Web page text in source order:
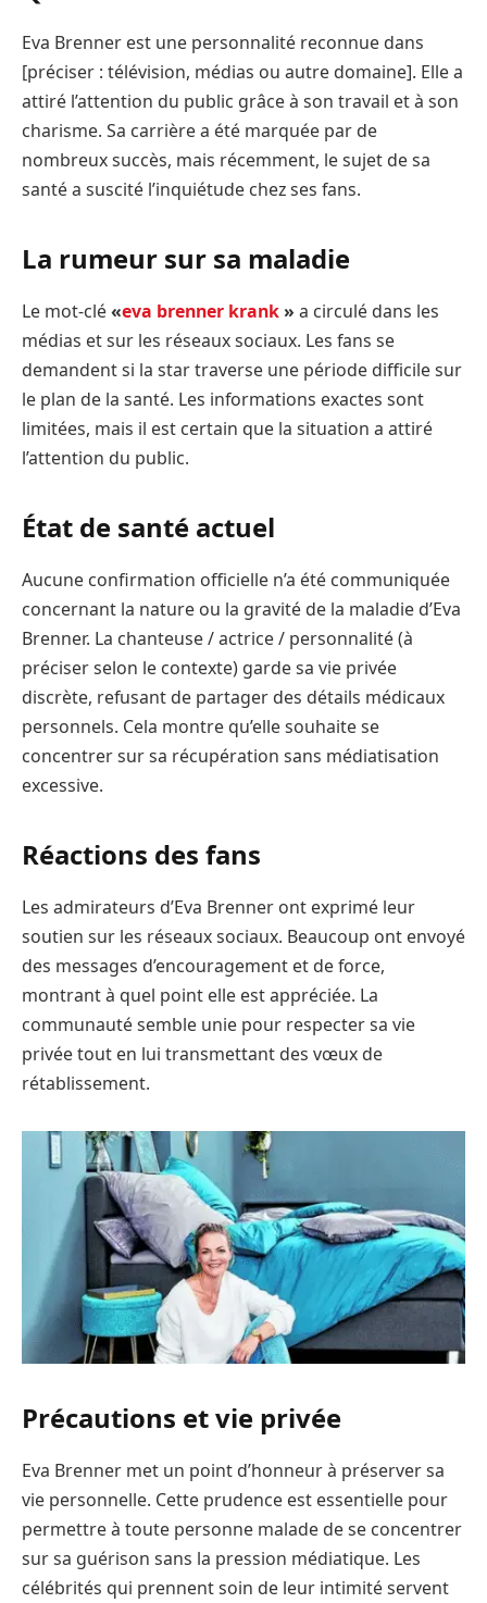
Eva Brenner est une personnalité reconnue dans
[préciser : télévision, médias ou autre domaine]. Elle a
attiré l’attention du public grâce à son travail et à son
charisme. Sa carrière a été marquée par de
nombreux succès, mais récemment, le sujet de sa
santé a suscité l’inquiétude chez ses fans.
La rumeur sur sa maladie
Le mot-clé«eva brenner krank » a circulé dans les
médias et sur les réseaux sociaux. Les fans se
demandent si la star traverse une période difficile sur
le plan de la santé. Les informations exactes sont
limitées, mais il est certain que la situation a attiré
l’attention du public.
État de santé actuel
Aucune confirmation officielle n’a été communiquée
concernant la nature ou la gravité de la maladie d’Eva
Brenner. La chanteuse / actrice / personnalité (à
préciser selon le contexte) garde sa vie privée
discrète, refusant de partager des détails médicaux
personnels. Cela montre qu’elle souhaite se
concentrer sur sa récupération sans médiatisation
excessive.
Réactions des fans
Les admirateurs d’Eva Brenner ont exprimé leur
soutien sur les réseaux sociaux. Beaucoup ont envoyé
des messages d’encouragement et de force,
montrant à quel point elle est appréciée. La
communauté semble unie pour respecter sa vie
privée tout en lui transmettant des vœux de
rétablissement.
Précautions et vie privée
Eva Brenner met un point d’honneur à préserver sa
vie personnelle. Cette prudence est essentielle pour
permettre à toute personne malade de se concentrer
sur sa guérison sans la pression médiatique. Les
célébrités qui prennent soin de leur intimité servent